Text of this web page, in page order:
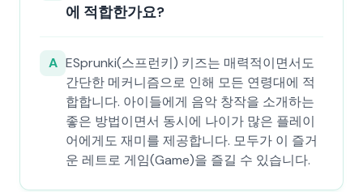
에 적합한가요?
A ESprunki(스프런키) 키즈는 매력적이면서도
간단한 메커니즘으로 인해 모든 연령대에 적
합합니다. 아이들에게 음악 창작을 소개하는
좋은 방법이면서 동시에 나이가 많은 플레이
어에게도 재미를 제공합니다. 모두가 이 즐거
운 레트로 게임(Game)을 즐길 수 있습니다.